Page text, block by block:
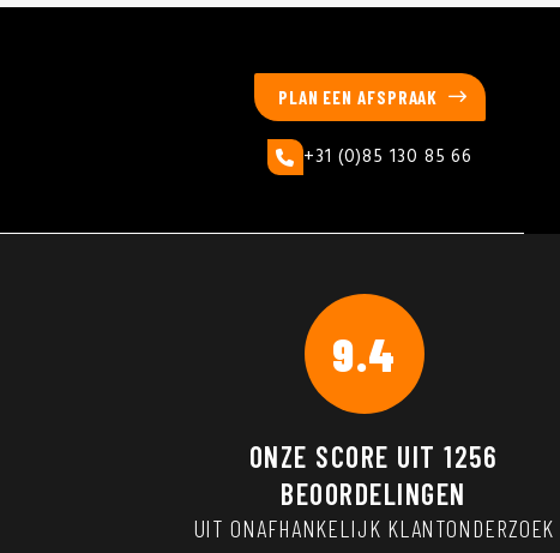
PLAN EEN AFSPRAAK
+31 (0)85 130 85 66
9.4
ONZE SCORE UIT1256
BEOORDELINGEN
UIT ONAFHANKELIJK KLANTONDERZOEK